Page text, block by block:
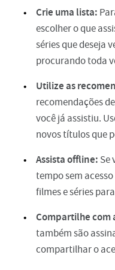
Crie uma lista:
escolher o que
séries que deseja
procurando toda
Utilize as
recomendações
você já assistiu.
novos títulos que
Assista offline: Se
tempo sem
filmes e séries
Compartilhe com
também são
compartilhar o